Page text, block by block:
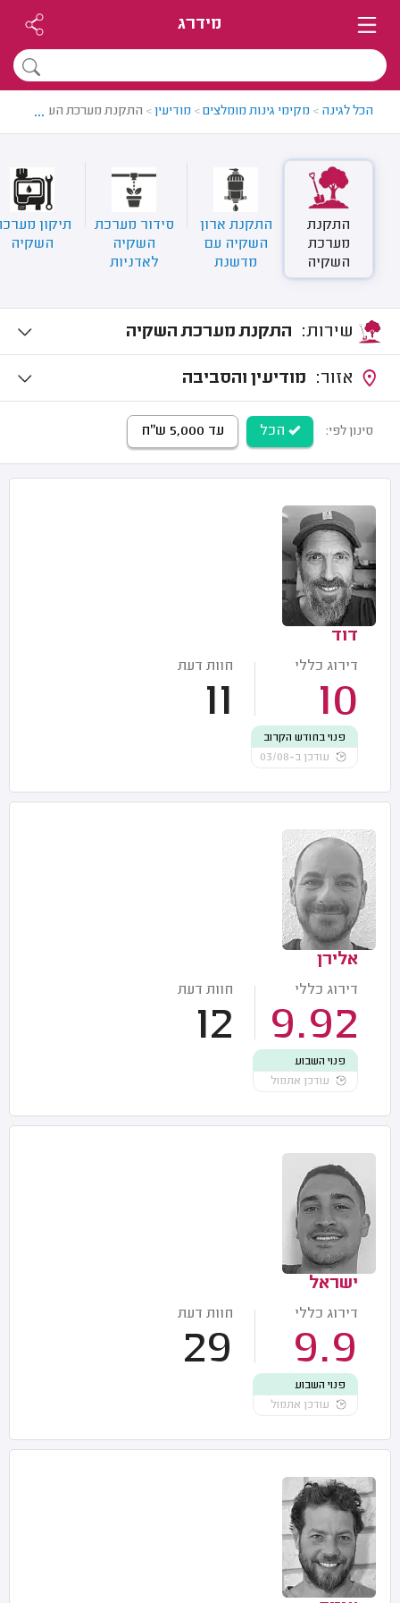
מידרג
הכל לגינה > מקימי גינות מומלצים> מודיעין> התקנת מערכת השקיה
...
התקנת
מערכת
השקיה
התקנת ארון
השקיה עם
מדשנת
סידור מערכת
השקיה
לאדניות
תיקון
השקיה
התקנת מערכת השקיה
מודיעין והסביבה
סינון לפי: הכל עד 5,000 ש"ח
דוד
דירוג כללי
10
חוות דעת
11
פנוי בחודש הקרוב
עודכן ב-03/08
אלירן
דירוג כללי
9.92
חוות דעת
12
פנוי השבוע
עודכן אתמול
ישראל
דירוג כללי
9.9
חוות דעת
29
פנוי השבוע
עודכן אתמול